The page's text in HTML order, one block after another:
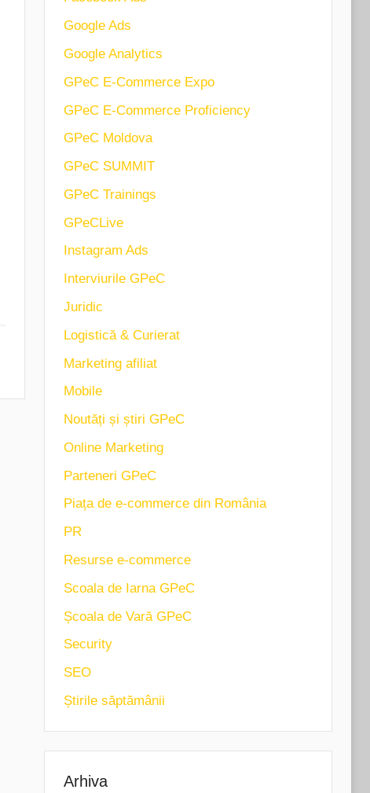
Google Ads
Google Analytics
GPeC E-Commerce Expo
GPeC E-Commerce Proficiency
GPeC Moldova
GPeC SUMMIT
GPeC Trainings
GPeCLive
Instagram Ads
Interviurile GPeC
Juridic
Logistică & Curierat
Marketing afiliat
Mobile
Noutăți și știri GPeC
Online Marketing
Parteneri GPeC
Piața de e-commerce din România
PR
Resurse e-commerce
Scoala de Iarna GPeC
Școala de Vară GPeC
Security
SEO
Știrile săptămânii
Arhiva